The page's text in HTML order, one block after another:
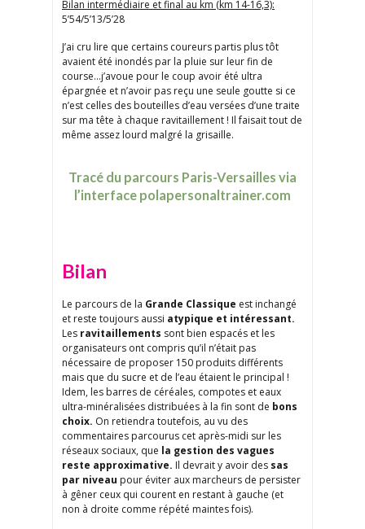
Bilan intermédiaire et final au km (km 14-16,3):
5’54/5’13/5’28
J’ai cru lire que certains coureurs partis plus tôt
avaient été inondés par la pluie sur leur fin de
course…j’avoue pour le coup avoir été ultra
épargnée et n’avoir pas reçu une seule goutte si ce
n’est celles des bouteilles d’eau versées d’une traite
sur ma tête à chaque ravitaillement ! Il faisait tout de
même assez lourd malgré la grisaille.
Tracé du parcours Paris-Versailles via
l’interface polapersonaltrainer.com
Bilan
Le parcours de la Grande Classique est inchangé
et reste toujours aussi atypique et intéressant.
Les ravitaillements sont bien espacés et les
organisateurs ont compris qu’il n’était pas
nécessaire de proposer 150 produits différents
mais que du sucre et de l’eau étaient le principal !
Idem, les barres de céréales, compotes et eaux
ultra-minéralisées distribuées à la fin sont de bons
choix. On retiendra toutefois, au vu des
commentaires parcourus cet après-midi sur les
réseaux sociaux, que la gestion des vagues
reste approximative. Il devrait y avoir des sas
par niveau pour éviter aux marcheurs de persister
à gêner ceux qui courent en restant à gauche (et
non à droite comme répété maintes fois).